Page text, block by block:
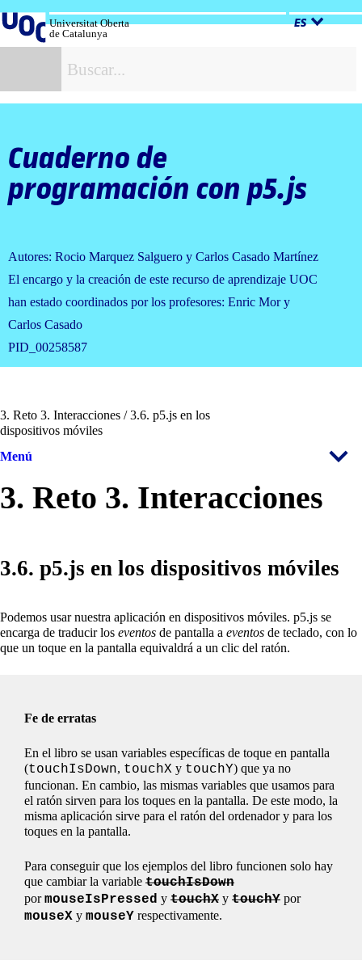
al
contenido
Universitat Oberta
de Catalunya
ES
Cuaderno de
programación con p5.js
Autores: Rocio Marquez Salguero y Carlos Casado Martínez
El encargo y la creación de este recurso de aprendizaje UOC
han estado coordinados por los profesores: Enric Mor y
Carlos Casado
PID_00258587
3. Reto 3. Interacciones / 3.6. p5.js en los
dispositivos móviles
Menú
3. Reto 3. Interacciones
3.6. p5.js en los dispositivos móviles
Podemos usar nuestra aplicación en dispositivos móviles. p5.js se
encarga de traducir los eventos de pantalla a eventos de teclado, con lo
que un toque en la pantalla equivaldrá a un clic del ratón.
Fe de erratas
En el libro se usan variables específicas de toque en pantalla
(touchIsDown, touchX y touchY) que ya no
funcionan. En cambio, las mismas variables que usamos para
el ratón sirven para los toques en la pantalla. De este modo, la
misma aplicación sirve para el ratón del ordenador y para los
toques en la pantalla.
Para conseguir que los ejemplos del libro funcionen solo hay
que cambiar la variable touchIsDown
pormouseIsPressed y touchX y touchY por
mouseX y mouseY respectivamente.